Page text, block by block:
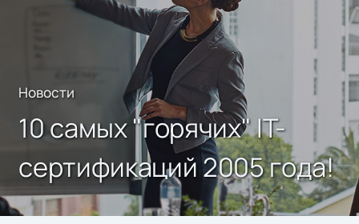
Новости
10 самых "горячих" IT-
сертификаций 2005 года!